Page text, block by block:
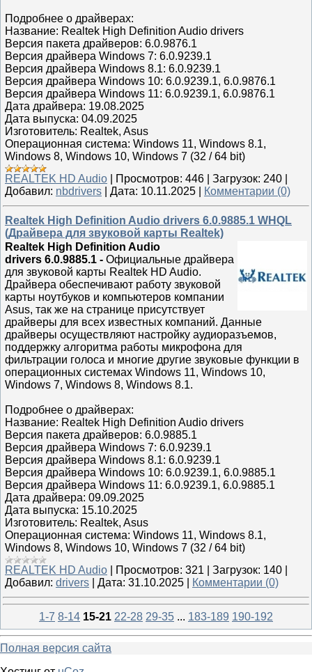
Подробнее о драйверах:
Название: Realtek High Definition Audio drivers
Версия пакета драйверов: 6.0.9876.1
Версия драйвера Windows 7: 6.0.9239.1
Версия драйвера Windows 8.1: 6.0.9239.1
Версия драйвера Windows 10: 6.0.9239.1, 6.0.9876.1
Версия драйвера Windows 11: 6.0.9239.1, 6.0.9876.1
Дата драйвера: 19.08.2025
Дата выпуска: 04.09.2025
Изготовитель: Realtek, Asus
Операционная система: Windows 11, Windows 8.1,
Windows 8, Windows 10, Windows 7 (32 / 64 bit)
REALTEK HD Audio
Просмотров: 446 Загрузок: 240
Добавил: nbdrivers Дата: 10.11.2025 Комментарии (0)
Realtek High Definition Audio drivers 6.0.9885.1 WHQL
(Драйвера для звуковой карты Realtek)
Realtek High Definition Audio
drivers 6.0.9885.1 - Официальные драйвера
для звуковой карты Realtek HD Audio.
Драйвера обеспечивают работу звуковой
карты ноутбуков и компьютеров компании
Asus, так же на странице присутствует
драйверы для всех известных компаний. Данные
драйверы осуществляют настройку аудиоразъемов,
поддержку алгоритма работы микрофона для
фильтрации голоса и многие другие звуковые функции в
операционных системах Windows 11, Windows 10,
Windows 7, Windows 8, Windows 8.1.
Подробнее о драйверах:
Название: Realtek High Definition Audio drivers
Версия пакета драйверов: 6.0.9885.1
Версия драйвера Windows 7: 6.0.9239.1
Версия драйвера Windows 8.1: 6.0.9239.1
Версия драйвера Windows 10: 6.0.9239.1, 6.0.9885.1
Версия драйвера Windows 11: 6.0.9239.1, 6.0.9885.1
Дата драйвера: 09.09.2025
Дата выпуска: 15.10.2025
Изготовитель: Realtek, Asus
Операционная система: Windows 11, Windows 8.1,
Windows 8, Windows 10, Windows 7 (32 / 64 bit)
REALTEK HD Audio
Просмотров: 321 Загрузок: 140
Добавил: drivers Дата: 31.10.2025 Комментарии (0)
1-7 8-14 15-21 22-28 29-35 ... 183-189 190-192
Полная версия сайта